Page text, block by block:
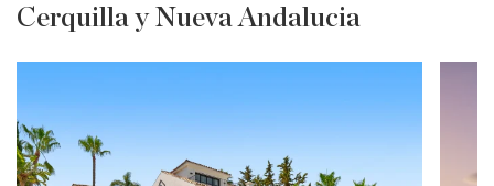
Cerquilla y Nueva Andalucia